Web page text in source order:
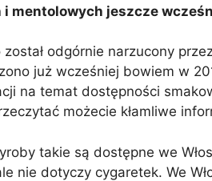
mentolowych jeszcze
został odgórnie narzucony
już wcześniej bowiem w
na temat dostępności
możecie kłamliwe
takie są dostępne we
nie dotyczy cygaretek. We